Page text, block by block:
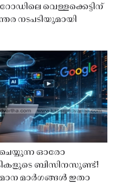
വെള്ളക്കെട്ടിന്
നടപടിയുമായി
ചെയ്യുന്ന ഓരോ
ബിസിനസുണ്ട്!
മാർഗങ്ങൾ ഇതാ